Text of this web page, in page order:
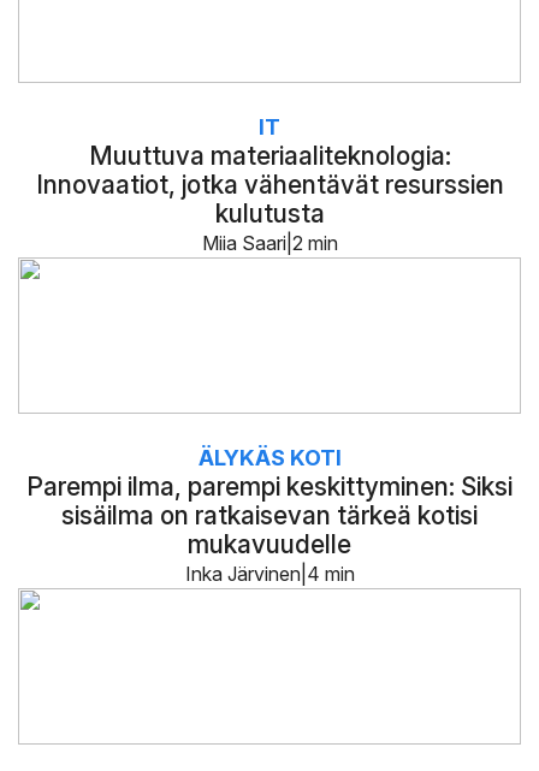
Muuttuva materiaaliteknologia:
Innovaatiot, jotka vähentävät resurssien
kulutusta
IT
2 min
Miia Saari
Parempi ilma, parempi keskittyminen: Siksi
sisäilma on ratkaisevan tärkeä kotisi
mukavuudelle
ÄLYKÄS KOTI
4 min
Inka Järvinen